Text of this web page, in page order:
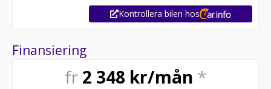
Kontrollera bilen hos
Finansiering
fr 2 348 kr/mån *